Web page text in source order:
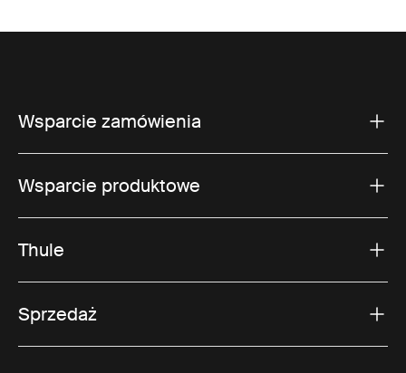
Wsparcie zamówienia
Wsparcie produktowe
Thule
Sprzedaż